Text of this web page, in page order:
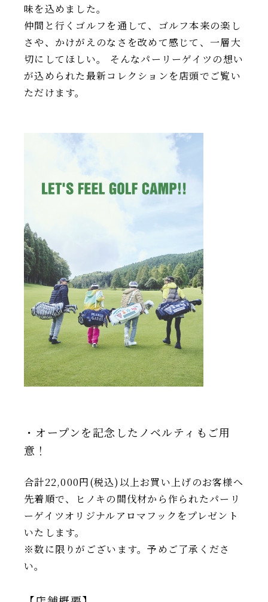
味を込めました。
仲間と行くゴルフを通して、ゴルフ本来の楽し
さや、かけがえのなさを改めて感じて、一層大
切にしてほしい。 そんなパーリーゲイツの想い
が込められた最新コレクションを店頭でご覧い
ただけます。
・オープンを記念したノベルティもご用
意！
合計22,000円(税込)以上お買い上げのお客様へ
先着順で、ヒノキの間伐材から作られたパーリ
ーゲイツオリジナルアロマフックをプレゼント
いたします。
※数に限りがございます。予めご了承くださ
い。